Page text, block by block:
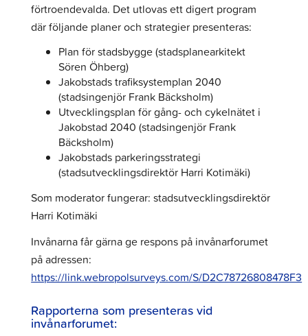
förtroendevalda. Det utlovas ett digert program
där följande planer och strategier presenteras:
Plan för stadsbygge (stadsplanearkitekt
Sören Öhberg)
Jakobstads trafiksystemplan 2040
(stadsingenjör Frank Bäcksholm)
Utvecklingsplan för gång- och cykelnätet i
Jakobstad 2040 (stadsingenjör Frank
Bäcksholm)
Jakobstads parkeringsstrategi
(stadsutvecklingsdirektör Harri Kotimäki)
Som moderator fungerar: stadsutvecklingsdirektör
Harri Kotimäki
Invånarna får gärna ge respons på invånarforumet
på adressen:
https://link.webropolsurveys.com/S/D2C78726808478F3
Rapporterna som presenteras vid
invånarforumet: